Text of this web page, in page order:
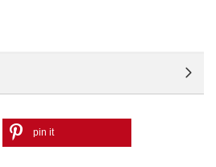
pin it